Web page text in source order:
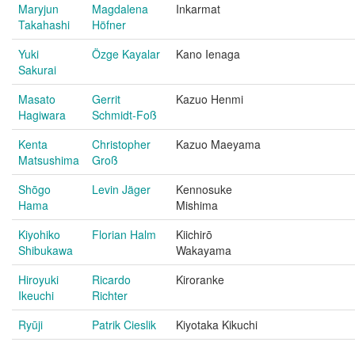
Maryjun
Takahashi
Magdalena
Höfner
Inkarmat
Yuki
Sakurai
Özge Kayalar Kano Ienaga
Masato
Hagiwara
Gerrit
Schmidt-Foß
Kazuo Henmi
Kenta
Matsushima
Christopher
Groß
Kazuo Maeyama
Shōgo
Hama
Levin Jäger
Kennosuke
Mishima
Kiyohiko
Shibukawa
Florian Halm
Kiichirō
Wakayama
Hiroyuki
Ikeuchi
Ricardo
Richter
Kiroranke
Ryūji Patrik Cieslik
Kiyotaka Kikuchi